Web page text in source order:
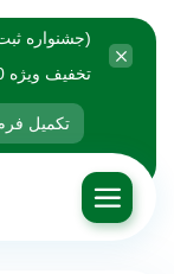
(جشنواره
تخفیف ویژه 10 درصدی تا پایان مرداد ماه
تکمیل